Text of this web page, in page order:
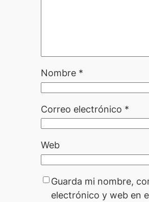
Nombre *
Correo electrónico *
Web
Guarda mi nombre,
electrónico y web en